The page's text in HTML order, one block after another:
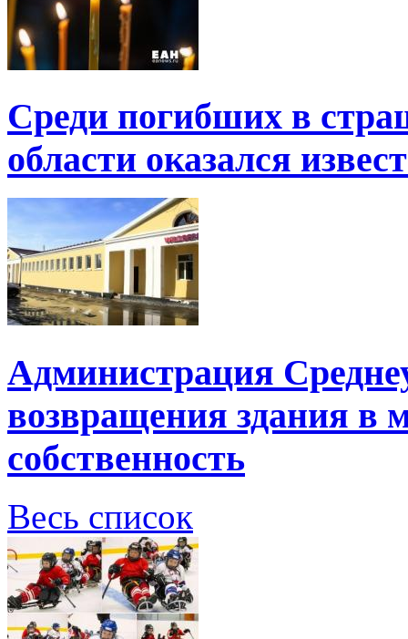
Среди погибших в
области оказался
Администрация
возвращения здания в
собственность
Весь список